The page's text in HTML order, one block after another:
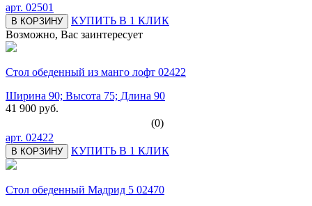
арт. 02501
В КОРЗИНУ
КУПИТЬ В 1 КЛИК
Возможно, Вас заинтересует
Стол обеденный из манго лофт 02422
Ширина 90; Высота 75; Длина 90
41 900 руб.
(0)
арт. 02422
В КОРЗИНУ КУПИТЬ В 1 КЛИК
Стол обеденный Мадрид 5 02470